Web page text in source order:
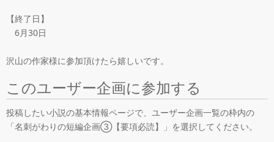
【終了日】
6月30日
沢山の作家様に参加頂けたら嬉しいです。
このユーザー企画に参加する
投稿したい小説の基本情報ページで、ユーザー企画一覧の枠内の
「名刺がわりの短編企画③【要項必読】」を選択してください。